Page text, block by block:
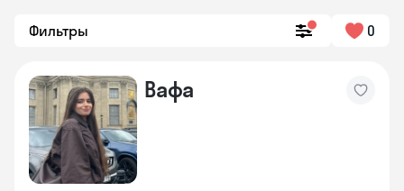
Фильтры 0
Вафа